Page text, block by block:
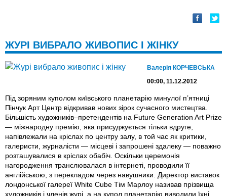
ЖУРІ ВИБРАЛО ЖИВОПИС І ЖІНКУ
Валерія КОРЧЕВСЬКА
00:00, 11.12.2012
Під зоряним куполом київського планетарію минулої п’ятниці
Пінчук Арт Центр відкривав нових зірок сучасного мистецтва.
Більшість художників–претендентів на Future Generation Art Prize
— міжнародну премію, яка присуджується тільки вдруге,
напівлежали на кріслах по центру залу, в той час як критики,
галеристи, журналісти — місцеві і запрошені здалеку — поважно
розташувалися в кріслах обабіч. Оскільки церемонія
нагородження транслювалася в інтернеті, проводили її
англійською, з перекладом через навушники. Директор виставок
лондонської галереї White Cube Тім Марлоу називав прізвища
художників і членів журі, а на купол планетарію виводили їхнi